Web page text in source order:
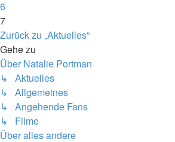
6
7
Zurück zu „Aktuelles“
Gehe zu
Über Natalie Portman
↳ Aktuelles
↳ Allgemeines
↳ Angehende Fans
↳ Filme
Über alles andere